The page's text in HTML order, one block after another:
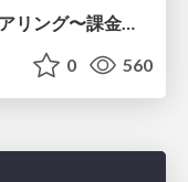
『コードを書く以外の』エンジニアリング〜課金基盤移行プロジェクト推進のためのTips4選
0 560